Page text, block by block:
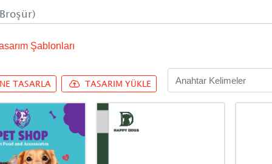
Şablonları
TASARLA TASARIM YÜKLE